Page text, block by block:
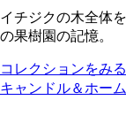
イチジクの木全体
の果樹園の記憶。
コレクションをみる
キャンドル＆ホーム